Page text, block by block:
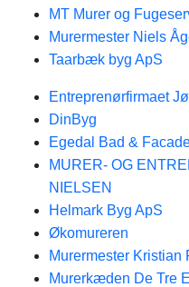
MT Murer og
Murermester Niels
Taarbæk byg ApS
Entreprenørfirmaet
DinByg
Egedal Bad &
MURER- OG
NIELSEN
Helmark Byg ApS
Økomureren
Murermester Kristian
Murerkæden De Tre